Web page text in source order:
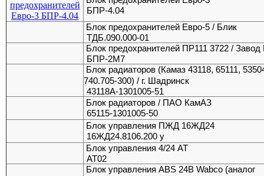
БПР-4.04
Блок предохранителей Евро-5 / Блик
ТДБ.090.000-01
Блок предохранителей ПР111 3722 / Завод
БПР-2М7
Блок радиаторов (Камаз 43118, 65111,
740.705-300) / г. Шадринск
43118А-1301005-51
Блок радиаторов / ПАО КамАЗ
65115-1301005-50
Блок управления ПЖД 16ЖД24
16ЖД24.8106.200 у
Блок управления 4/24 АТ
АТ02
Блок управления ABS 24В Wabco (аналог